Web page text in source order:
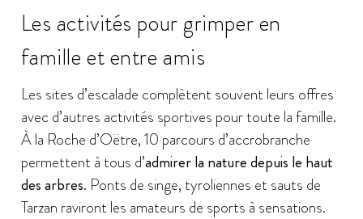
Les activités pour grimper en
famille et entre amis
Les sites d’escalade complètent souvent leurs offres
avec d’autres activités sportives pour toute la famille.
À la Roche d’Oëtre, 10 parcours d’accrobranche
permettent à tous d’admirer la nature depuis le haut
des arbres. Ponts de singe, tyroliennes et sauts de
Tarzan raviront les amateurs de sports à sensations.